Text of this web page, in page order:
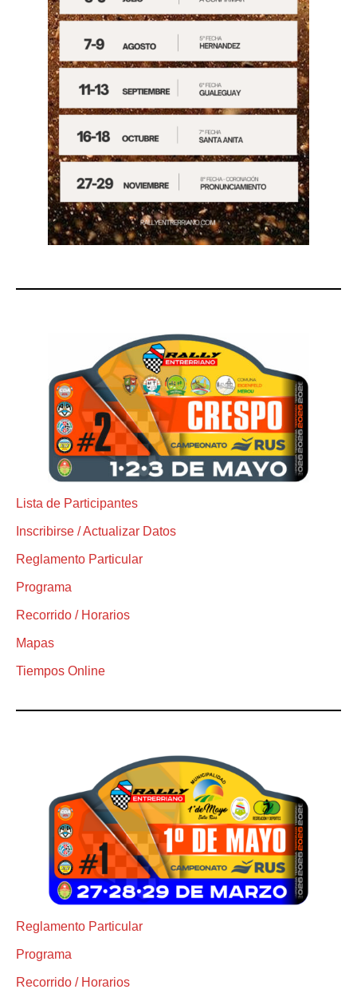
Lista de Participantes
Inscribirse / Actualizar Datos
Reglamento Particular
Programa
Recorrido / Horarios
Mapas
Tiempos Online
Reglamento Particular
Programa
Recorrido / Horarios